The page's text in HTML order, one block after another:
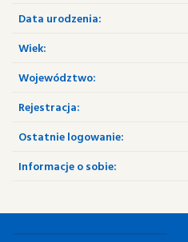
Data urodzenia:
Wiek:
Województwo:
Rejestracja:
Ostatnie logowanie:
Informacje o sobie: